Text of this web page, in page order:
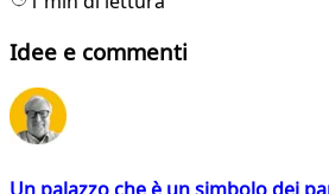
Idee e commenti
Un palazzo che è un simbolo dei